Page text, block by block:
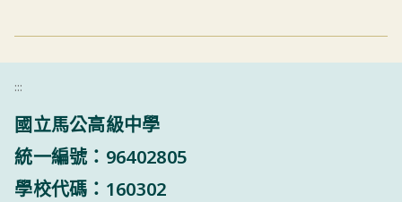
:::
國立馬公高級中學
統一編號：96402805
學校代碼：160302